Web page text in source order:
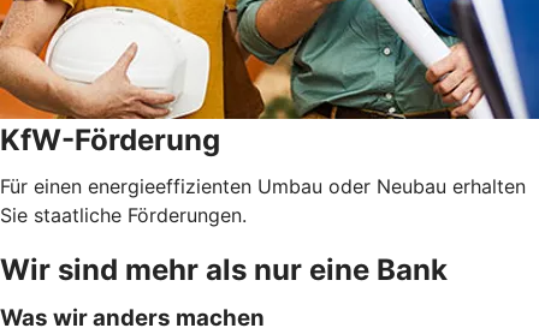
KfW-Förderung
Für einen energieeffizienten Umbau oder Neubau erhalten
Sie staatliche Förderungen.
Wir sind mehr als nur eine Bank
Was wir anders machen